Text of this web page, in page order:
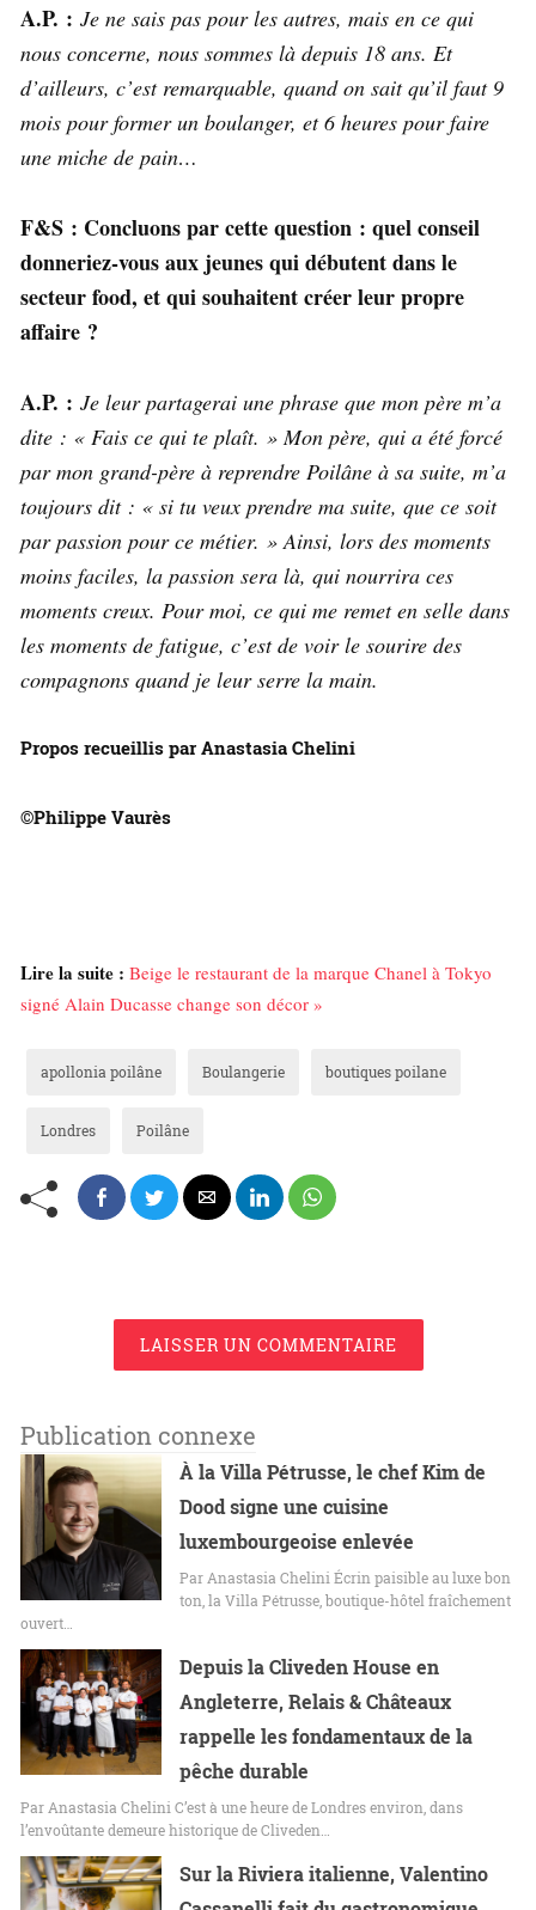
A.P. : Je ne sais pas pour les autres, mais en ce qui
nous concerne, nous sommes là depuis 18 ans. Et
d’ailleurs, c’est remarquable, quand on sait qu’il faut 9
mois pour former un boulanger, et 6 heures pour faire
une miche de pain…
F&S : Concluons par cette question : quel conseil
donneriez-vous aux jeunes qui débutent dans le
secteur food, et qui souhaitent créer leur propre
affaire ?
A.P. : Je leur partagerai une phrase que mon père m’a
dite : « Fais ce qui te plaît. » Mon père, qui a été forcé
par mon grand-père à reprendre Poilâne à sa suite, m’a
toujours dit : « si tu veux prendre ma suite, que ce soit
par passion pour ce métier. » Ainsi, lors des moments
moins faciles, la passion sera là, qui nourrira ces
moments creux. Pour moi, ce qui me remet en selle dans
les moments de fatigue, c’est de voir le sourire des
compagnons quand je leur serre la main.
Propos recueillis par Anastasia Chelini
©Philippe Vaurès
Lire la suite : Beige le restaurant de la marque Chanel à Tokyo
signé Alain Ducasse change son décor »
apollonia poilâne Boulangerie boutiques poilane
Londres Poilâne
LAISSER UN COMMENTAIRE
Publication connexe
À la Villa Pétrusse, le chef Kim de
Dood signe une cuisine
luxembourgeoise enlevée
Par Anastasia Chelini Écrin paisible au luxe bon
ton, la Villa Pétrusse, boutique-hôtel fraîchement
ouvert…
Depuis la Cliveden House en
Angleterre, Relais & Châteaux
rappelle les fondamentaux de la
pêche durable
Par Anastasia Chelini C’est à une heure de Londres environ, dans
l’envoûtante demeure historique de Cliveden…
Sur la Riviera italienne, Valentino